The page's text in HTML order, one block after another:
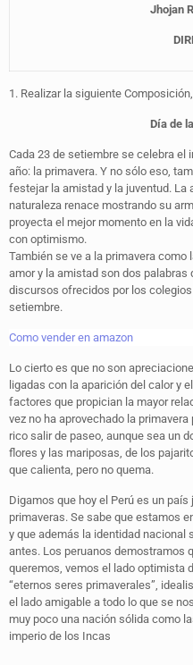
Jhojan
1. Realizar la siguiente
Día de
Cada 23 de setiembre se celebra el
año: la primavera. Y no sólo eso,
festejar la amistad y la juventud. La
naturaleza renace mostrando su
proyecta el mejor momento en la
con optimismo.
También se ve a la primavera como
amor y la amistad son dos
discursos ofrecidos por los
setiembre.
Como vender en amazon
Lo cierto es que no son
ligadas con la aparición del calor y
factores que propician la mayor
vez no ha aprovechado la
rico salir de paseo, aunque sea un
flores y las mariposas, de los
que calienta, pero no quema.
Digamos que hoy el Perú es un
primaveras. Se sabe que estamos
y que además la identidad nacional
antes. Los peruanos demostramos
queremos, vemos el lado optimista
“eternos seres primaverales”,
el lado amigable a todo lo que se
muy poco una nación sólida como
imperio de los Incas